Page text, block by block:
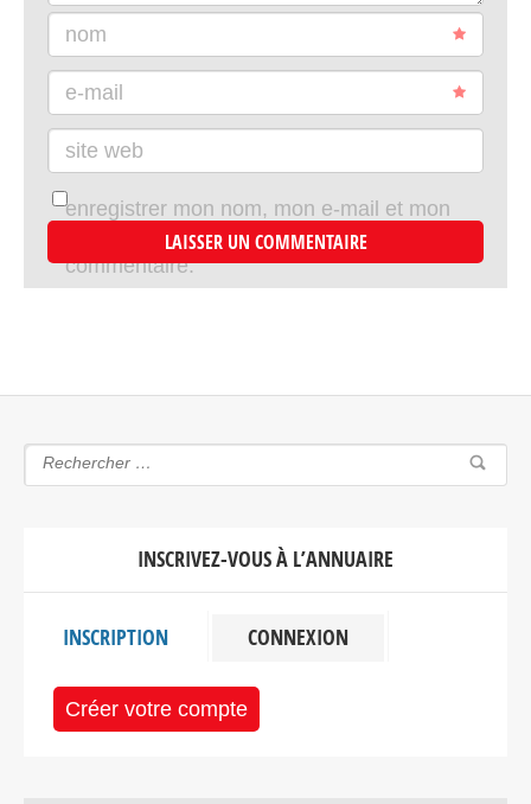
nom
e-mail
site web
enregistrer mon nom, mon e-mail et mon
site dans le navigateur pour mon prochain
commentaire.
INSCRIVEZ-VOUS À L’ANNUAIRE
INSCRIPTION CONNEXION
Créer votre compte